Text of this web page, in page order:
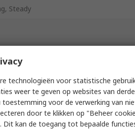
Steady
technologieën voor statistische
weer te geven op websites van
voor de verwerking van
door te klikken op "Beheer
Dit kan de toegang tot bepaalde